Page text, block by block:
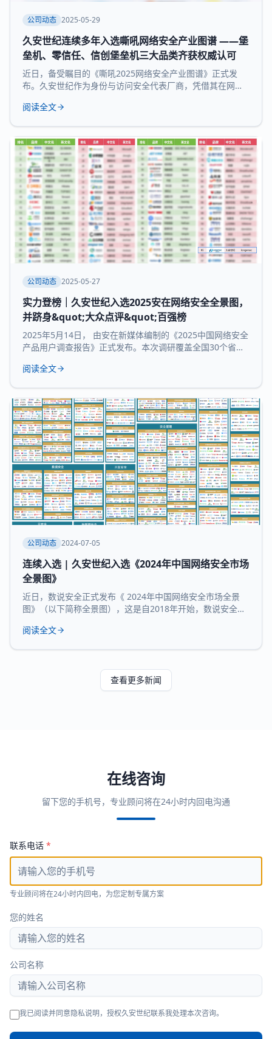
公司动态 2025-05-29
久安世纪连续多年入选嘶吼网络安全产业图谱 ——堡
垒机、零信任、信创堡垒机三大品类齐获权威认可
近日，备受瞩目的《嘶吼2025网络安全产业图谱》正式发
布。久安世纪作为身份与访问安全代表厂商，凭借其在网络
垒机、零信任、信创堡垒机 三大细分领域，再次展现了领先
图谱》凭借深入的调研、专业的分析，全景式展现网络安全
产业的最新态势，挖掘潜在发展机遇，为
阅读全文
公司动态 2025-05-27
实力登榜｜久安世纪入选2025安在网络安全全景图，
并跻身&quot;大众点评&quot;百强榜
2025年5月14日， 由安在新媒体编制的《2025中国网络安全
产品用户调查报告》正式发布。本次调研覆盖全国30个省市
品用户大众点评全景图”“中国网络安全百强榜”等核心内容，
大核心领域：数据与隐私安全、业务与应用安全、信创产
品、安全服务、通用网
阅读全文
公司动态 2024-07-05
连续入选 | 久安世纪入选《2024年中国网络安全市场
全景图》
近日，数说安全正式发布《 2024年中国网络安全市场全景
图》（以下简称全景图），这是自2018年开始，数说安全发
沉淀、服务经验和长时间的市场验证，再度 入选 全景图安全
致力于提供客观、科学的市
阅读全文
查看更多新闻
在线咨询
留下您的手机号，专业顾问将在24小时内回电沟通
联系电话 *
专业顾问将在24小时内回电，为您定制专属方案
您的姓名
公司名称
我已阅读并同意隐私说明，授权久安世纪联系我处理本次咨询。